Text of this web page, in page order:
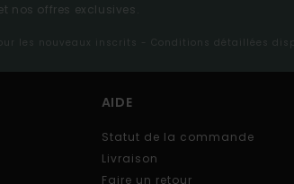
nos offres exclusives.
les nouveaux inscrits - Conditions détaillées
AIDE
Statut de la commande
Livraison
Faire un retour